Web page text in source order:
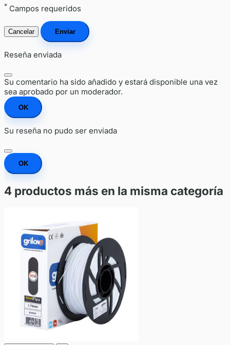
* Campos requeridos
Cancelar Enviar
Reseña enviada
Su comentario ha sido añadido y estará disponible una vez
sea aprobado por un moderador.
OK
Su reseña no pudo ser enviada
OK
4 productos más en la misma categoría